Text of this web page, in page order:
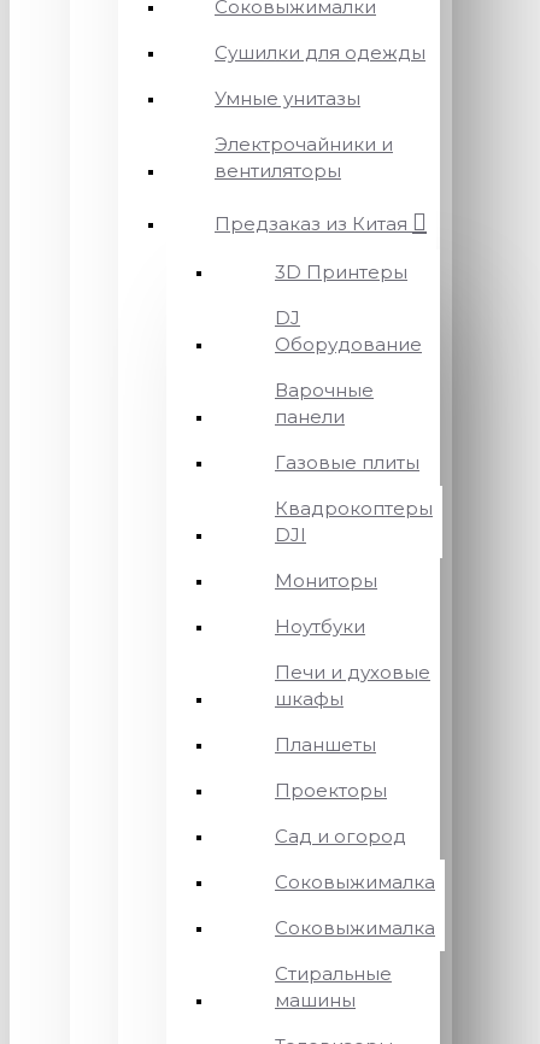
Соковыжималки
Сушилки для одежды
Умные унитазы
Электрочайники и
вентиляторы
Предзаказ из Китая
3D Принтеры
DJ
Оборудование
Варочные
панели
Газовые плиты
Квадрокоптеры
DJI
Мониторы
Ноутбуки
Печи и духовые
шкафы
Планшеты
Проекторы
Сад и огород
Соковыжималка
Соковыжималка
Стиральные
машины